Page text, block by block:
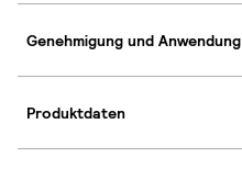
Genehmigung und Anwendung
Produktdaten